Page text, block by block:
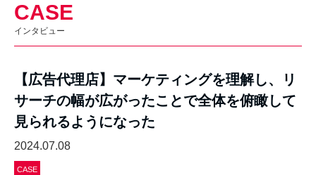
CASE
インタビュー
【広告代理店】マーケティングを理解し、リ
サーチの幅が広がったことで全体を俯瞰して
見られるようになった
2024.07.08
CASE